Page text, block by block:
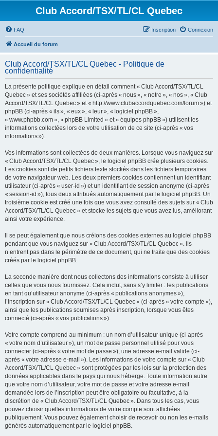
Club Accord/TSX/TL/CL Quebec
FAQ Connexion
Inscription
Accueil du forum
Club Accord/TSX/TL/CL Quebec - Politique de
confidentialité
La présente politique explique en détail comment « Club Accord/TSX/TL/CL
Quebec » et ses sociétés affiliées (ci-après « nous », « notre », « nos », « Club
Accord/TSX/TL/CL Quebec » et « http://www.clubaccordquebec.com/forum ») et
phpBB (ci-après « ils », « eux », « leur », « logiciel phpBB »,
« www.phpbb.com », « phpBB Limited » et « équipes phpBB ») utilisent les
informations collectées lors de votre utilisation de ce site (ci-après « vos
informations »).
Vos informations sont collectées de deux manières. Lorsque vous naviguez sur
« Club Accord/TSX/TL/CL Quebec », le logiciel phpBB crée plusieurs cookies.
Les cookies sont de petits fichiers texte stockés dans les fichiers temporaires
de votre navigateur web. Les deux premiers cookies contiennent un identifiant
utilisateur (ci-après « user-id ») et un identifiant de session anonyme (ci-après
« session-id »), tous deux attribués automatiquement par le logiciel phpBB. Un
troisième cookie est créé une fois que vous avez consulté des sujets sur « Club
Accord/TSX/TL/CL Quebec » et stocke les sujets que vous avez lus, améliorant
ainsi votre expérience.
Il se peut également que nous créions des cookies externes au logiciel phpBB
pendant que vous naviguez sur « Club Accord/TSX/TL/CL Quebec ». Ils
n’entrent pas dans le périmètre de ce document, qui ne traite que des cookies
créés par le logiciel phpBB.
La seconde manière dont nous collectons des informations consiste à utiliser
celles que vous nous fournissez. Cela inclut, sans s’y limiter : les publications
en tant qu’utilisateur anonyme (ci-après « publications anonymes »),
l’inscription sur « Club Accord/TSX/TL/CL Quebec » (ci-après « votre compte »),
ainsi que les publications soumises après inscription, lorsque vous êtes
connecté (ci-après « vos publications »).
Votre compte comprend au minimum : un nom d’utilisateur unique (ci-après
« votre nom d’utilisateur »), un mot de passe personnel utilisé pour vous
connecter (ci-après « votre mot de passe »), une adresse e-mail valide (ci-
après « votre adresse e-mail »). Les informations de votre compte sur « Club
Accord/TSX/TL/CL Quebec » sont protégées par les lois sur la protection des
données applicables dans le pays qui nous héberge. Toute information autre
que votre nom d’utilisateur, votre mot de passe et votre adresse e-mail
demandée lors de l’inscription peut être obligatoire ou facultative, à la
discrétion de « Club Accord/TSX/TL/CL Quebec ». Dans tous les cas, vous
pouvez choisir quelles informations de votre compte sont affichées
publiquement. Vous pouvez également choisir de recevoir ou non les e-mails
générés automatiquement par le logiciel phpBB.